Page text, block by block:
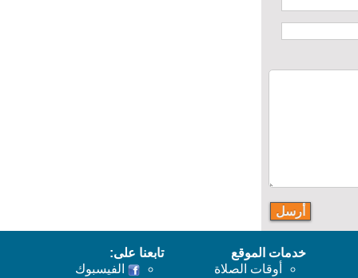
خدمات الموقع
أوقات الصلاة
تابعنا على:
الفيسبوك